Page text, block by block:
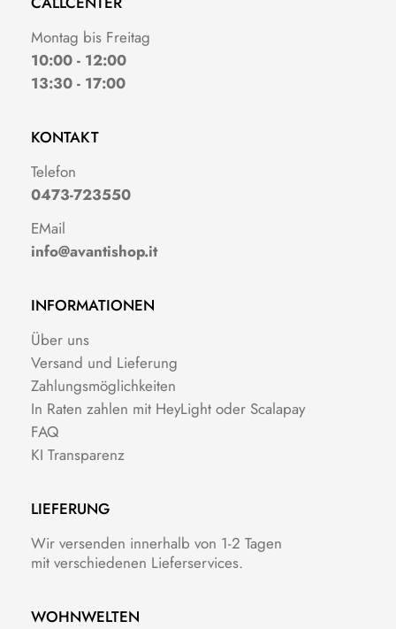
Montag bis Freitag
10:00 - 12:00
13:30 - 17:00
KONTAKT
Telefon
0473-723550
EMail
info@avantishop.it
INFORMATIONEN
Über uns
Versand und Lieferung
Zahlungsmöglichkeiten
In Raten zahlen mit HeyLight oder Scalapay
FAQ
KI Transparenz
LIEFERUNG
Wir versenden innerhalb von 1-2 Tagen
mit verschiedenen Lieferservices.
WOHNWELTEN